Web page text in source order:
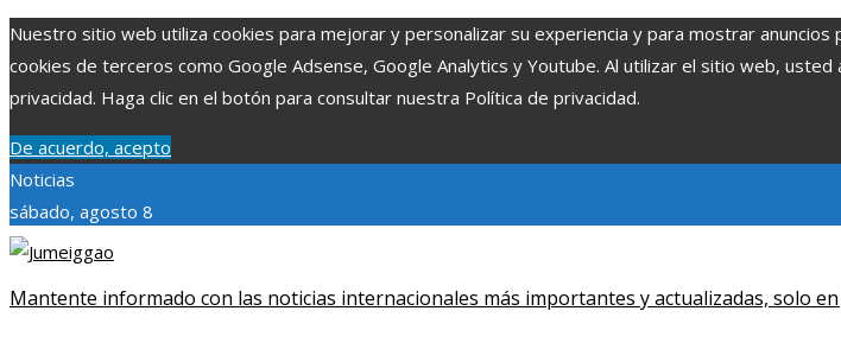
Nuestro sitio web utiliza cookies para mejorar y personalizar su experiencia y para mostrar
cookies de terceros como Google Adsense, Google Analytics y Youtube. Al utilizar el sitio web,
privacidad. Haga clic en el botón para consultar nuestra Política de privacidad.
De acuerdo, acepto
Noticias
sábado, agosto 8
Mantente informado con las noticias internacionales más importantes y actualizadas, solo en